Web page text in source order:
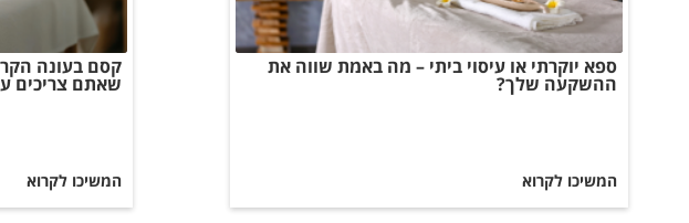
ספא יוקרתי או עיסוי ביתי – מה באמת שווה את
ההשקעה שלך?
המשיכו לקרוא
קסם בעונה
שאתם צריכים
המשיכו לקרוא